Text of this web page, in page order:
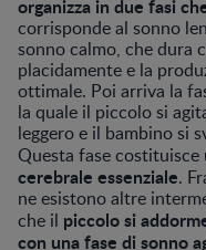
organizza in due fasi
corrisponde al sonno
sonno calmo, che dura
placidamente e la
ottimale. Poi arriva la
la quale il piccolo si
leggero e il bambino si
Questa fase costituisce
cerebrale essenziale.
ne esistono altre
che il piccolo si
con una fase di sonno